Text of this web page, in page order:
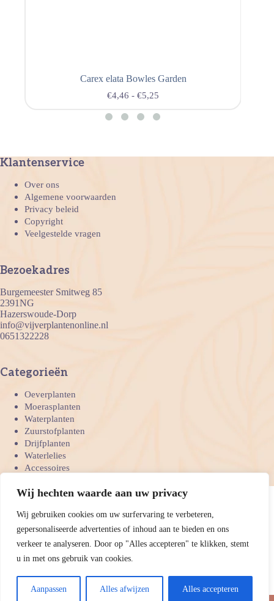
Wij hechten waarde aan uw privacy
Wij gebruiken cookies om uw surfervaring te verbeteren,
gepersonaliseerde advertenties of inhoud aan te bieden en ons
verkeer te analyseren. Door op "Alles accepteren" te klikken, stemt
u in met ons gebruik van cookies.
Aanpassen Alles afwijzen Alles accepteren
Carex elata Bowles Garden
€4,46 -€5,25
Klantenservice
Over ons
Algemene voorwaarden
Privacy beleid
Copyright
Veelgestelde vragen
Bezoekadres
Burgemeester Smitweg 85
2391NG
Hazerswoude-Dorp
info@vijverplantenonline.nl
0651322228
Categorieën
Oeverplanten
Moerasplanten
Waterplanten
Zuurstofplanten
Drijfplanten
Waterlelies
Accessoires
Onze betaal mogelijkheden
Copyright 2026 Vijverplanten online
voorwaarden
Privacyverklaring- Ontwikkeld doorBest4u